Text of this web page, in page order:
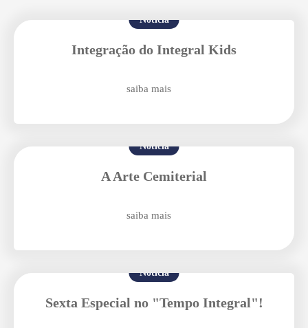
Notícia
Integração do Integral Kids
saiba mais
Notícia
A Arte Cemiterial
saiba mais
Notícia
Sexta Especial no "Tempo Integral"!